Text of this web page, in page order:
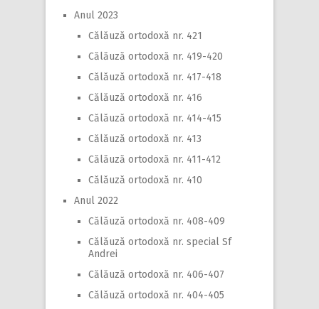
Anul 2023
Călăuză ortodoxă nr. 421
Călăuză ortodoxă nr. 419-420
Călăuză ortodoxă nr. 417-418
Călăuză ortodoxă nr. 416
Călăuză ortodoxă nr. 414-415
Călăuză ortodoxă nr. 413
Călăuză ortodoxă nr. 411-412
Călăuză ortodoxă nr. 410
Anul 2022
Călăuză ortodoxă nr. 408-409
Călăuză ortodoxă nr. special Sf
Andrei
Călăuză ortodoxă nr. 406-407
Călăuză ortodoxă nr. 404-405